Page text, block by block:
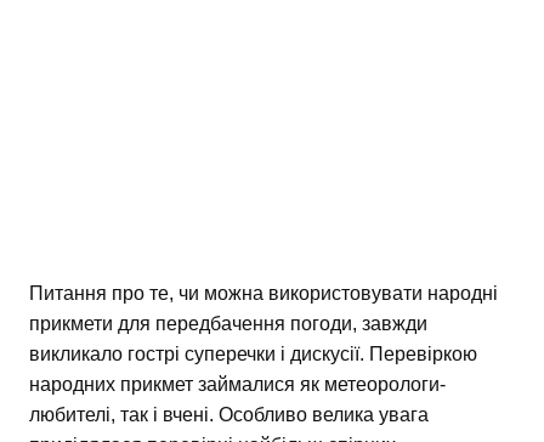
Питання про те, чи можна використовувати народні
прикмети для передбачення погоди, завжди
викликало гострі суперечки і дискусії. Перевіркою
народних прикмет займалися як метеорологи-
любителі, так і вчені. Особливо велика увага